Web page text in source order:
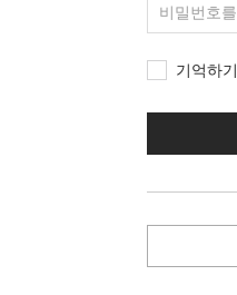
기억하기